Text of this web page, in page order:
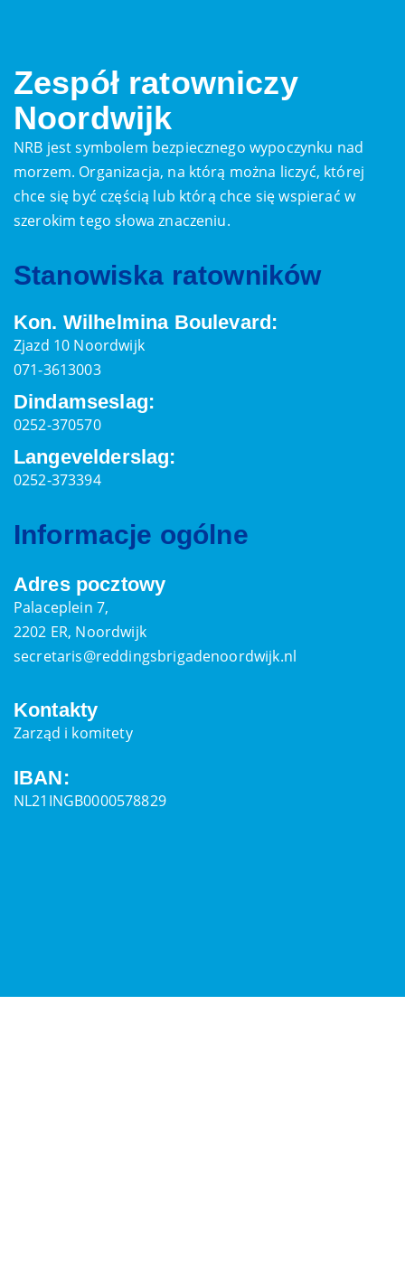
Zespół ratowniczy
Noordwijk
NRB jest symbolem bezpiecznego wypoczynku nad
morzem. Organizacja, na którą można liczyć, której
chce się być częścią lub którą chce się wspierać w
szerokim tego słowa znaczeniu.
Stanowiska ratowników
Kon. Wilhelmina Boulevard:
Zjazd 10 Noordwijk
071-3613003
Dindamseslag:
0252-370570
Langevelderslag:
0252-373394
Informacje ogólne
Adres pocztowy
Palaceplein 7,
2202 ER, Noordwijk
secretaris@reddingsbrigadenoordwijk.nl
Kontakty
Zarząd i komitety
IBAN:
NL21INGB0000578829